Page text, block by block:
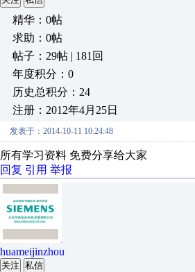
精华：0帖
求助：0帖
帖子：29帖 | 181回
年度积分：0
历史总积分：24
注册：2012年4月25日
发表于：2014-10-11 10:24:48
所有学习资料 免费分享给大家
回复 引用 举报
huameijinzhou
关注 私信